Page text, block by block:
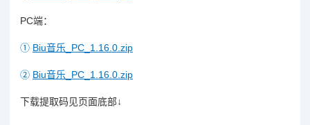
PC端：
① Biu音乐_PC_1.16.0.zip
② Biu音乐_PC_1.16.0.zip
下载提取码见页面底部↓